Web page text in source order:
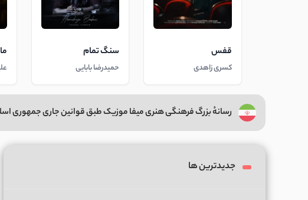
قفس
کسری زاهدی
سنگ تمام
حمیدرضا بابایی
رسانهٔ بزرگ فرهنگی هنری میفا موزیک طبق قوانین جاری جمهوری
جدیدترین ها